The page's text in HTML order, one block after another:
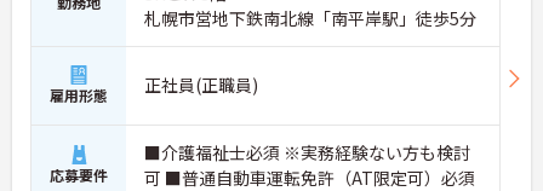
札幌市営地下鉄南北線「南平岸駅」徒歩5分
雇用形態 正社員(正職員)
応募要件
■介護福祉士必須 ※実務経験ない方も検討
可 ■普通自動車運転免許（AT限定可）必須